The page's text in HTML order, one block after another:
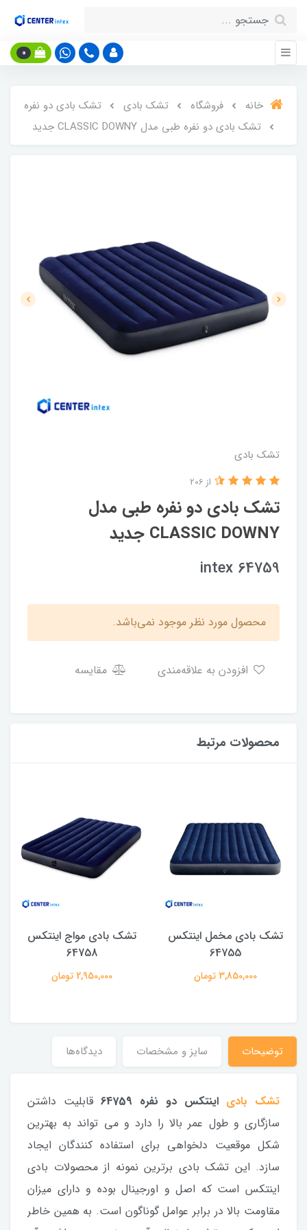
0
خانه فروشگاه تشک بادی
تشک بادی دو نفره
تشک بادی دو نفره طبی مدل CLASSIC DOWNY جدید
تشک بادی
تشک بادی دو نفره طبی مدل
CLASSIC DOWNY جدید
از 206
intex 64759
محصول مورد نظر موجود نمی‌باشد.
مقایسه
محصولات مرتبط
تشک بادی مخمل اینتکس
64755
3,850,000 تومان
تشک بادی مواج اینتکس
64758
2,950,000 تومان
توضیحات سایز و مشخصات دیدگاه‌ها
تشک بادی اینتکس دو نفره 64759
قابلیت داشتن
سازگاری و طول عمر بالا را دارد و می تواند به بهترین
شکل موقعیت دلخواهی برای استفاده کنندگان ایجاد
سازد. این تشک بادی برترین نمونه از محصولات بادی
اینتکس است که اصل و اورجینال بوده و دارای میزان
مقاومت بالا در برابر عوامل گوناگون است. به همین خاطر